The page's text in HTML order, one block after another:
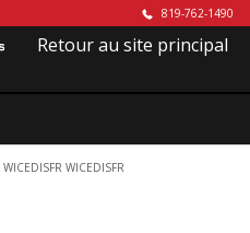
819-762-1490
Retour au site principal
WICEDISFR